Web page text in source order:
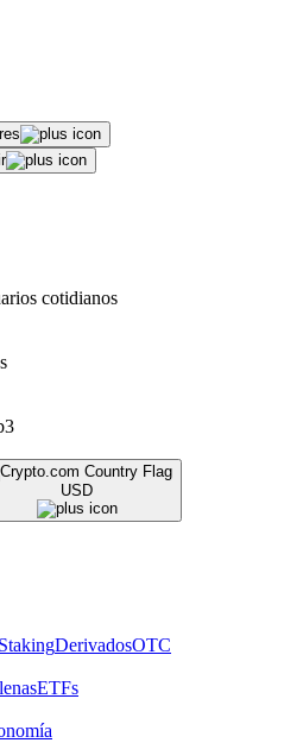
cotidianos
USD
DerivadosOTC
ETFs